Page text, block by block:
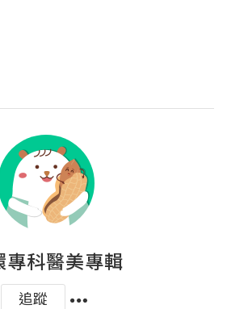
專科醫美專輯
追蹤